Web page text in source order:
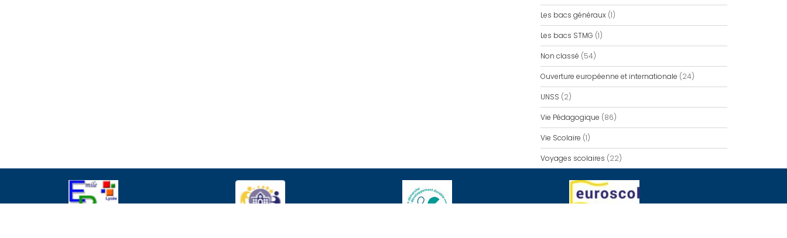
Les bacs généraux (1)
Les bacs STMG (1)
Non classé (54)
Ouverture européenne et internationale (24)
UNSS (2)
Vie Pédagogique (86)
Vie Scolaire (1)
Voyages scolaires (22)